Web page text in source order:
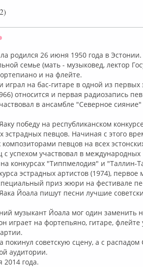
родился 26 июня 1950 года в Эстонии.
семье (мать - музыковед, лектор
и на флейте.
играл на бас-гитаре в одной из
относится и первая радиозапись
в ансамбле "Северное
победу на республиканском
эстрадных певцов. Начиная с этого
певцов на всех
с успехом участвовал в международных
конкурсах "Типпмелодия" и "Таллин-
эстрадных артистов (1974),
приз жюри на фестивале
Йоала пишут песни лучшие
музыкант Йоала мог один заменить
играет на фортепьяно, гитаре,
покинул советскую сцену, а с
аудитории.
2014 года.